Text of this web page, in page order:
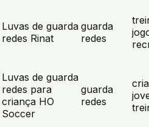
Luvas de guarda
redes Rinat
guarda
redes
Luvas de guarda
redes para
criança HO
Soccer
guarda
redes